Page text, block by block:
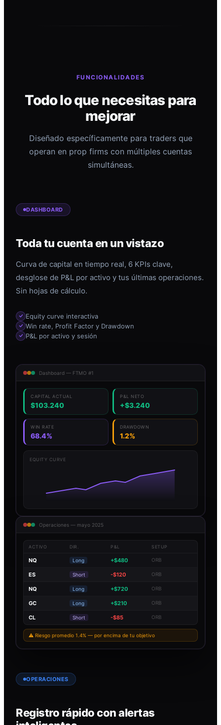
FUNCIONALIDADES
Todo lo que necesitas para
mejorar
Diseñado específicamente para traders que
operan en prop firms con múltiples cuentas
simultáneas.
DASHBOARD
Toda tu cuenta en un vistazo
Curva de capital en tiempo real, 6 KPIs clave,
desglose de P&L por activo y tus últimas operaciones.
Sin hojas de cálculo.
Equity curve interactiva
Win rate, Profit Factor y Drawdown
P&L por activo y sesión
Dashboard — FTMO #1
CAPITAL ACTUAL
$103.240
P&L NETO
+$3.240
WIN RATE
68.4%
DRAWDOWN
1.2%
EQUITY CURVE
Operaciones — mayo 2025
ACTIVO DIR. P&L SETUP
NQ Long +$480 ORB
ES Short -$120 ORB
NQ Long +$720 ORB
GC Long +$210 ORB
CL Short -$85 ORB
⚠ Riesgo promedio 1.4% — por encima de tu objetivo
OPERACIONES
Registro rápido con alertas